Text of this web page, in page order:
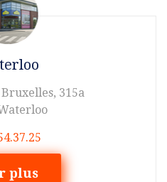
Bruxelles, 315a
plus